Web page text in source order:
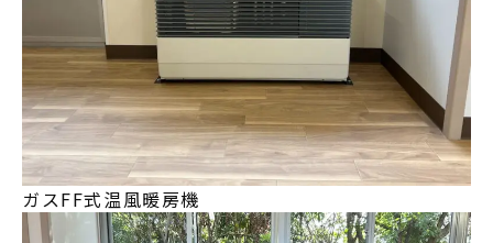
ガスFF式温風暖房機